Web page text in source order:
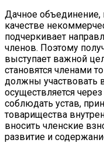
Дачное объединение,
качестве
подчеркивает
членов. Поэтому
выступает важной
становятся членами
должны участвовать
осуществляется
соблюдать устав,
товарищества
вносить членские
развитие и